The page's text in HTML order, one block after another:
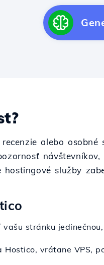
alebo
služby
vašu stránku
Hostico, vrátane VPS,